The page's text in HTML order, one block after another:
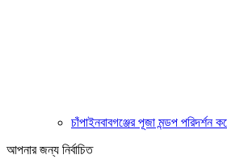
চাঁপাইনবাবগঞ্জের পূজা মন্ডপ পরিদর্শন
আপনার জন্য নির্বাচিত